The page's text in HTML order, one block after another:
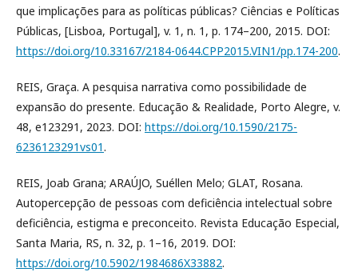
que implicações para as políticas públicas? Ciências e Políticas
Públicas, [Lisboa, Portugal], v. 1, n. 1, p. 174–200, 2015. DOI:
https://doi.org/10.33167/2184-0644.CPP2015.VIN1/pp.174-200.
REIS, Graça. A pesquisa narrativa como possibilidade de
expansão do presente. Educação & Realidade, Porto Alegre, v.
48, e123291, 2023. DOI: https://doi.org/10.1590/2175-
6236123291vs01.
REIS, Joab Grana; ARAÚJO, Suéllen Melo; GLAT, Rosana.
Autopercepção de pessoas com deficiência intelectual sobre
deficiência, estigma e preconceito. Revista Educação Especial,
Santa Maria, RS, n. 32, p. 1–16, 2019. DOI:
https://doi.org/10.5902/1984686X33882.